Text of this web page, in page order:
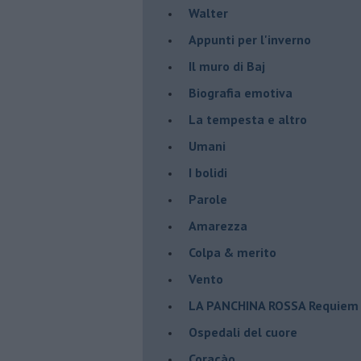
Walter
Appunti per l'inverno
Il muro di Baj
Biografia emotiva
La tempesta e altro
Umani
I bolidi
Parole
Amarezza
Colpa & merito
Vento
​LA PANCHINA ROSSA
Ospedali del cuore